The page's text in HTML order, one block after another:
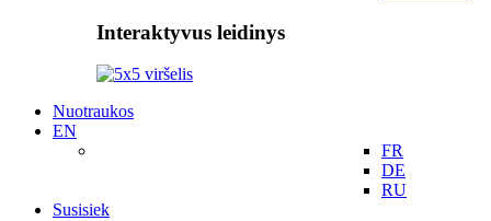
Interaktyvus leidinys
Nuotraukos
EN
FR
DE
RU
Susisiek